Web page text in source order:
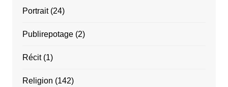
Portrait(24)
Publirepotage(2)
Récit(1)
Religion (142)